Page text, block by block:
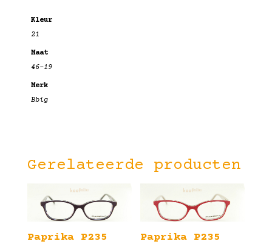
Kleur
21
Maat
46-19
Merk
Bbig
Gerelateerde producten
Paprika P235
Paprika P235